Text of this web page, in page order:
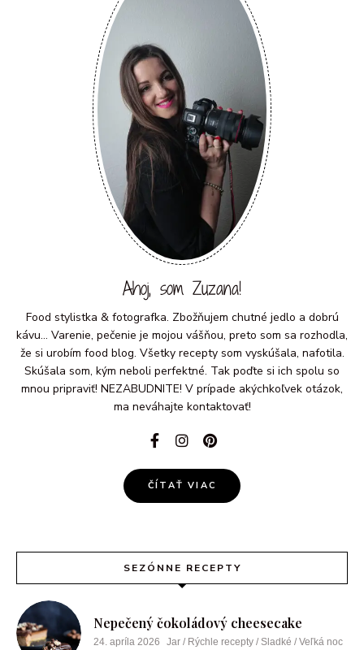
Ahoj, som Zuzana!
Food stylistka & fotografka. Zbožňujem chutné jedlo a dobrú
kávu... Varenie, pečenie je mojou vášňou, preto som sa rozhodla,
že si urobím food blog. Všetky recepty som vyskúšala, nafotila.
Skúšala som, kým neboli perfektné. Tak poďte si ich spolu so
mnou pripraviť! NEZABUDNITE! V prípade akýchkoľvek otázok,
ma neváhajte kontaktovať!
ČÍTAŤ VIAC
SEZÓNNE RECEPTY
Nepečený čokoládový cheesecake
24. apríla 2026 Jar / Rýchle recepty / Sladké / Veľká noc